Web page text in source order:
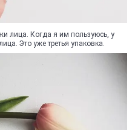
лица. Когда я им пользуюсь, у
Это уже третья упаковка.